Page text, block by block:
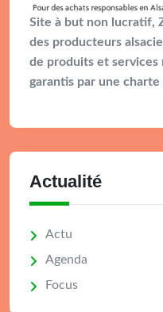
Site à but non lucratif,
des producteurs
de produits et services
garantis par une
Actualité
Actu
Agenda
Focus